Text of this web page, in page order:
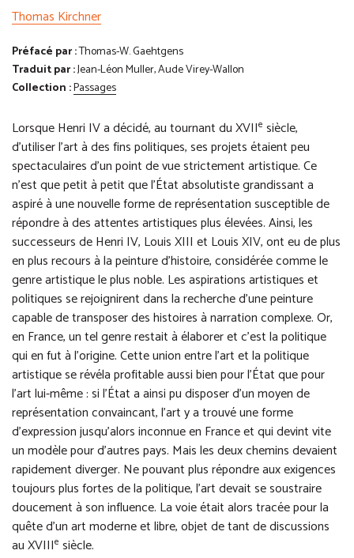
Thomas Kirchner
Préfacé par :Thomas-W. Gaehtgens
Traduit par :Jean-Léon Muller, Aude Virey-Wallon
Collection :Passages
Lorsque Henri IV a décidé, au tournant du XVIIe siècle,
d’utiliser l’art à des fins politiques, ses projets étaient peu
spectaculaires d’un point de vue strictement artistique. Ce
n’est que petit à petit que l’État absolutiste grandissant a
aspiré à une nouvelle forme de représentation susceptible de
répondre à des attentes artistiques plus élevées. Ainsi, les
successeurs de Henri IV, Louis XIII et Louis XIV, ont eu de plus
en plus recours à la peinture d’histoire, considérée comme le
genre artistique le plus noble. Les aspirations artistiques et
politiques se rejoignirent dans la recherche d’une peinture
capable de transposer des histoires à narration complexe. Or,
en France, un tel genre restait à élaborer et c’est la politique
qui en fut à l’origine. Cette union entre l’art et la politique
artistique se révéla profitable aussi bien pour l’État que pour
l’art lui-même : si l’État a ainsi pu disposer d’un moyen de
représentation convaincant, l’art y a trouvé une forme
d’expression jusqu’alors inconnue en France et qui devint vite
un modèle pour d’autres pays. Mais les deux chemins devaient
rapidement diverger. Ne pouvant plus répondre aux exigences
toujours plus fortes de la politique, l’art devait se soustraire
doucement à son influence. La voie était alors tracée pour la
quête d’un art moderne et libre, objet de tant de discussions
au XVIIIe siècle.